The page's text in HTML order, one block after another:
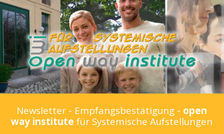
Newsletter - Empfangsbestätigung - open
way institutefür Systemische Aufstellungen